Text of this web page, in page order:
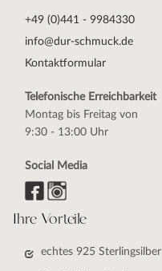
+49 (0)441 - 9984330
info@dur-schmuck.de
Kontaktformular
Telefonische Erreichbarkeit
Montag bis Freitag von
9:30 - 13:00 Uhr
Social Media
Ihre Vorteile
echtes 925 Sterlingsilber